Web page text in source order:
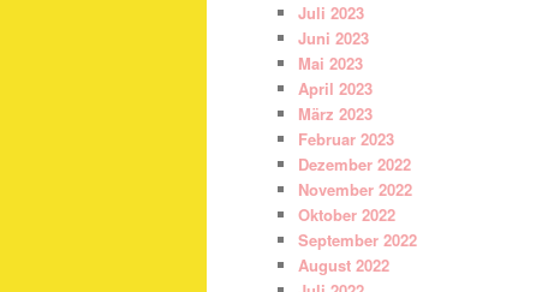
Juli 2023
Juni 2023
Mai 2023
April 2023
März 2023
Februar 2023
Dezember 2022
November 2022
Oktober 2022
September 2022
August 2022